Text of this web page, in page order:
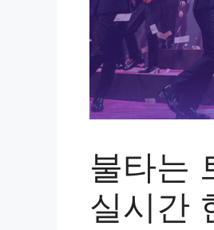
불타는
실시간